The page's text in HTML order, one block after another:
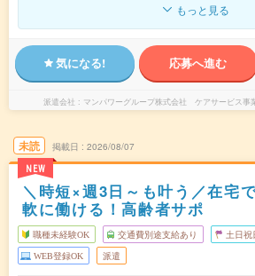
もっと見る
気になる! 応募へ進む
派遣会社 マンパワーグループ株式会社 ケアサービス事
未読
NEW
掲載日 2026/08/07
＼時短×週3日～も叶う／在宅
軟に働ける！高齢者サポ
職種未経験OK 交通費別途支給あり 土日祝
WEB登録OK 派遣